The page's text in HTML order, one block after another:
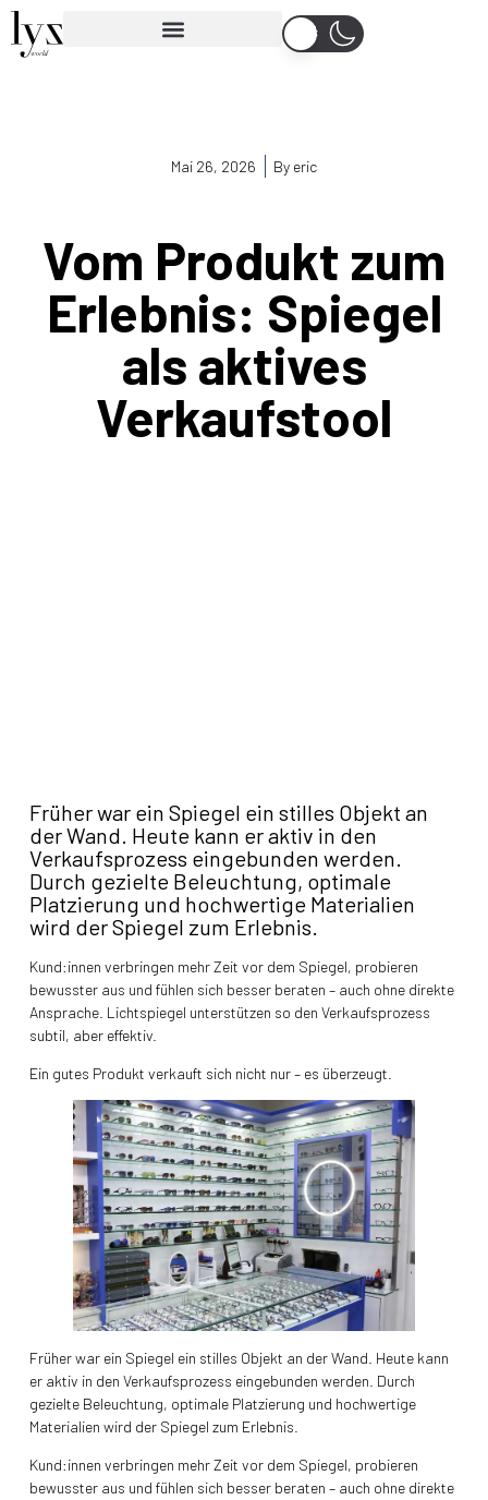
Mai 26, 2026 By eric
Vom Produkt zum
Erlebnis: Spiegel
als aktives
Verkaufstool
Früher war ein Spiegel ein stilles Objekt an
der Wand. Heute kann er aktiv in den
Verkaufsprozess eingebunden werden.
Durch gezielte Beleuchtung, optimale
Platzierung und hochwertige Materialien
wird der Spiegel zum Erlebnis.
Kund:innen verbringen mehr Zeit vor dem Spiegel, probieren
bewusster aus und fühlen sich besser beraten – auch ohne direkte
Ansprache. Lichtspiegel unterstützen so den Verkaufsprozess
subtil, aber effektiv.
Ein gutes Produkt verkauft sich nicht nur – es überzeugt.
Früher war ein Spiegel ein stilles Objekt an der Wand. Heute kann
er aktiv in den Verkaufsprozess eingebunden werden. Durch
gezielte Beleuchtung, optimale Platzierung und hochwertige
Materialien wird der Spiegel zum Erlebnis.
Kund:innen verbringen mehr Zeit vor dem Spiegel, probieren
bewusster aus und fühlen sich besser beraten – auch ohne direkte